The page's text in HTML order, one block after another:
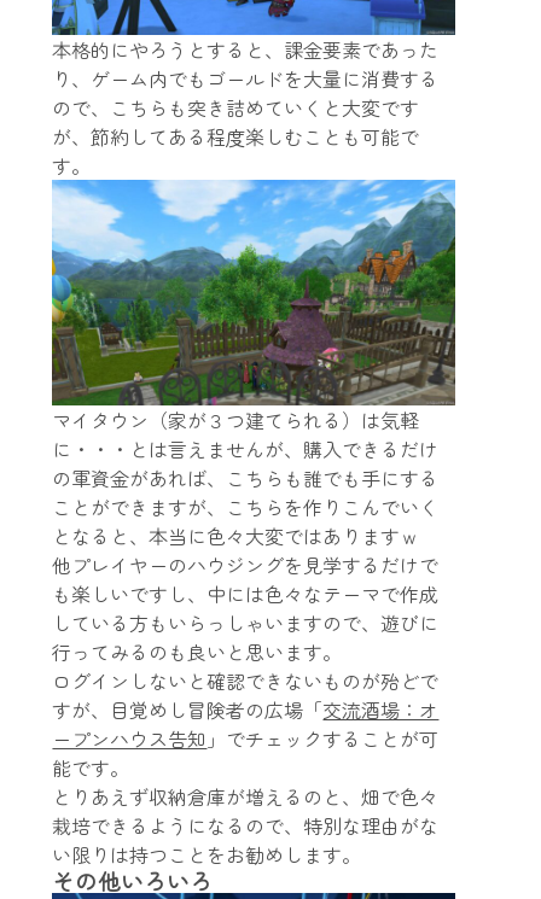
本格的にやろうとすると、課金要素であった
り、ゲーム内でもゴールドを大量に消費する
ので、こちらも突き詰めていくと大変です
が、節約してある程度楽しむことも可能で
す。
マイタウン（家が３つ建てられる）は気軽
に・・・とは言えませんが、購入できるだけ
の軍資金があれば、こちらも誰でも手にする
ことができますが、こちらを作りこんでいく
となると、本当に色々大変ではありますｗ
他プレイヤーのハウジングを見学するだけで
も楽しいですし、中には色々なテーマで作成
している方もいらっしゃいますので、遊びに
行ってみるのも良いと思います。
ログインしないと確認できないものが殆どで
すが、目覚めし冒険者の広場「交流酒場：オ
ープンハウス告知 」でチェックすることが可
能です。
とりあえず収納倉庫が増えるのと、畑で色々
栽培できるようになるので、特別な理由がな
い限りは持つことをお勧めします。
その他いろいろ